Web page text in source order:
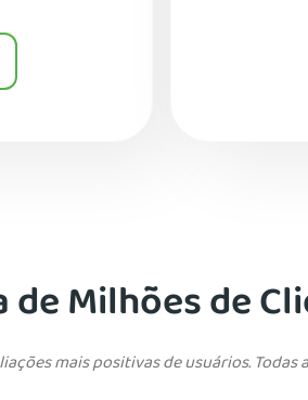
de Milhões de
mais positivas de usuários.